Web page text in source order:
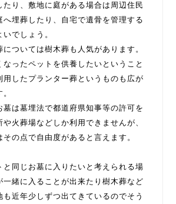
たり、敷地に庭がある場合は周辺住民
へ埋葬したり、自宅で遺骨を管理する
でしょう。
については樹木葬も人気があります。
なったペットを供養したいということ
用したプランター葬というものも広が
墓は墓埋法で都道府県知事等の許可を
火葬場などしか利用できませんが、
の点で自由度があると言えます。
と同じお墓に入りたいと考えられる場
一緒に入ることが出来たり樹木葬など
も近年少しずつ出てきているのでそう